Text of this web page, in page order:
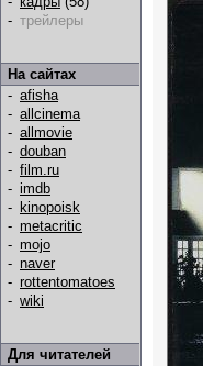
- трейлеры
На сайтах
- afisha
- allcinema
- allmovie
- douban
- film.ru
- imdb
- kinopoisk
- metacritic
- mojo
- naver
- rottentomatoes
- wiki
Для читателей